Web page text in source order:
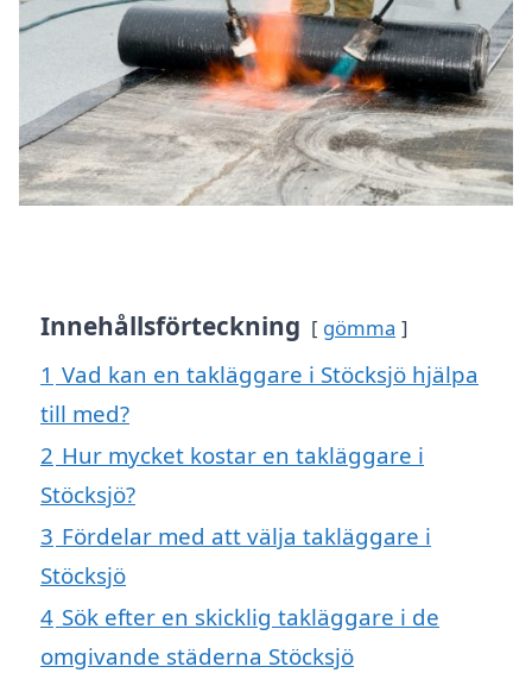
Innehållsförteckning gömma
1 Vad kan en takläggare i Stöcksjö hjälpa
till med?
2 Hur mycket kostar en takläggare i
Stöcksjö?
3 Fördelar med att välja takläggare i
Stöcksjö
4 Sök efter en skicklig takläggare i de
omgivande städerna Stöcksjö